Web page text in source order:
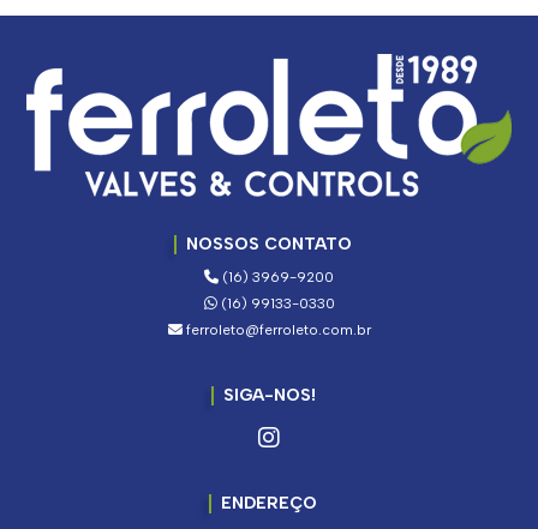
NOSSOS CONTATO
(16) 3969-9200
(16) 99133-0330
ferroleto@ferroleto.com.br
SIGA-NOS!
ENDEREÇO